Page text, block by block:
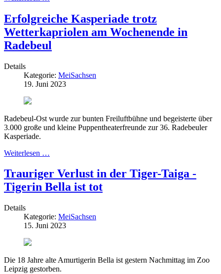
Erfolgreiche Kasperiade trotz
Wetterkapriolen am Wochenende in
Radebeul
Details
Kategorie: MeiSachsen
19. Juni 2023
Radebeul-Ost wurde zur bunten Freiluftbühne und begeisterte über
3.000 große und kleine Puppentheaterfreunde zur 36. Radebeuler
Kasperiade.
Weiterlesen …
Trauriger Verlust in der Tiger-Taiga -
Tigerin Bella ist tot
Details
Kategorie: MeiSachsen
15. Juni 2023
Die 18 Jahre alte Amurtigerin Bella ist gestern Nachmittag im Zoo
Leipzig gestorben.